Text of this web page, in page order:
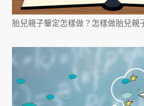
胎兒親子鑒定怎樣做？怎樣做胎兒親